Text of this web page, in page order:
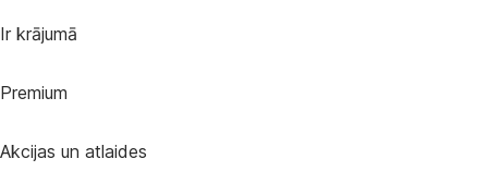
Ir krājumā
Premium
Akcijas un atlaides